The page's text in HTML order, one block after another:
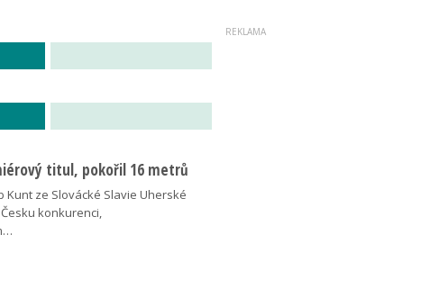
titul, pokořil 16 metrů
Kunt ze Slovácké Slavie Uherské
konkurenci,